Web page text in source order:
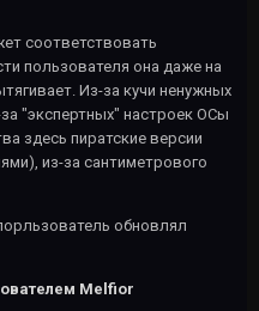
соответствовать
пользователя она даже на
Из-за кучи ненужных
"экспертных" настроек ОСы
здесь пиратские версии
из-за сантиметрового
обновлял
Melfior